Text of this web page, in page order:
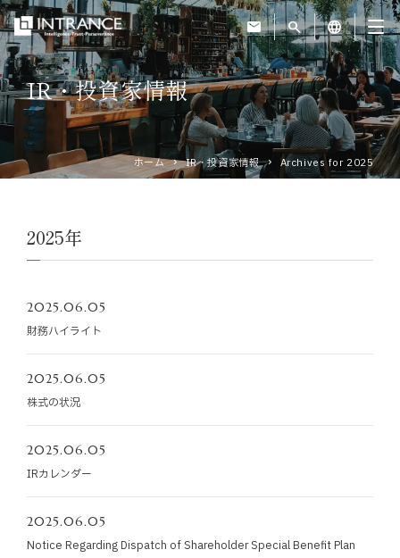
mail search language
トップ
企業情報
運営ホテル
IR・投資家情報
お役立ちコラム
採用情報
IR・投資家情報
ホーム IR・投資家情報 Archives for 2025
2025年
2025.06.05
財務ハイライト
2025.06.05
株式の状況
2025.06.05
IRカレンダー
2025.06.05
Notice Regarding Dispatch of Shareholder Special Benefit Plan